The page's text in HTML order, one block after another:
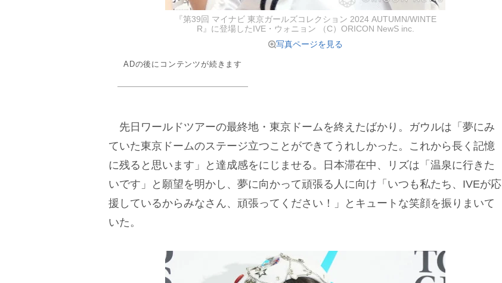
『第39回 マイナビ 東京ガールズコレクション 2024 AUTUMN/WINTE
R』に登場したIVE・ウォニョン （C）ORICON NewS inc.
写真ページを見る
ADの後にコンテンツが続きます
先日ワールドツアーの最終地・東京ドームを終えたばかり。ガウルは「夢にみ
ていた東京ドームのステージ立つことができてうれしかった。これから長く記憶
に残ると思います」と達成感をにじませる。日本滞在中、リズは「温泉に行きた
いです」と願望を明かし、夢に向かって頑張る人に向け「いつも私たち、IVEが応
援しているからみなさん、頑張ってください！」とキュートな笑顔を振りまいて
いた。